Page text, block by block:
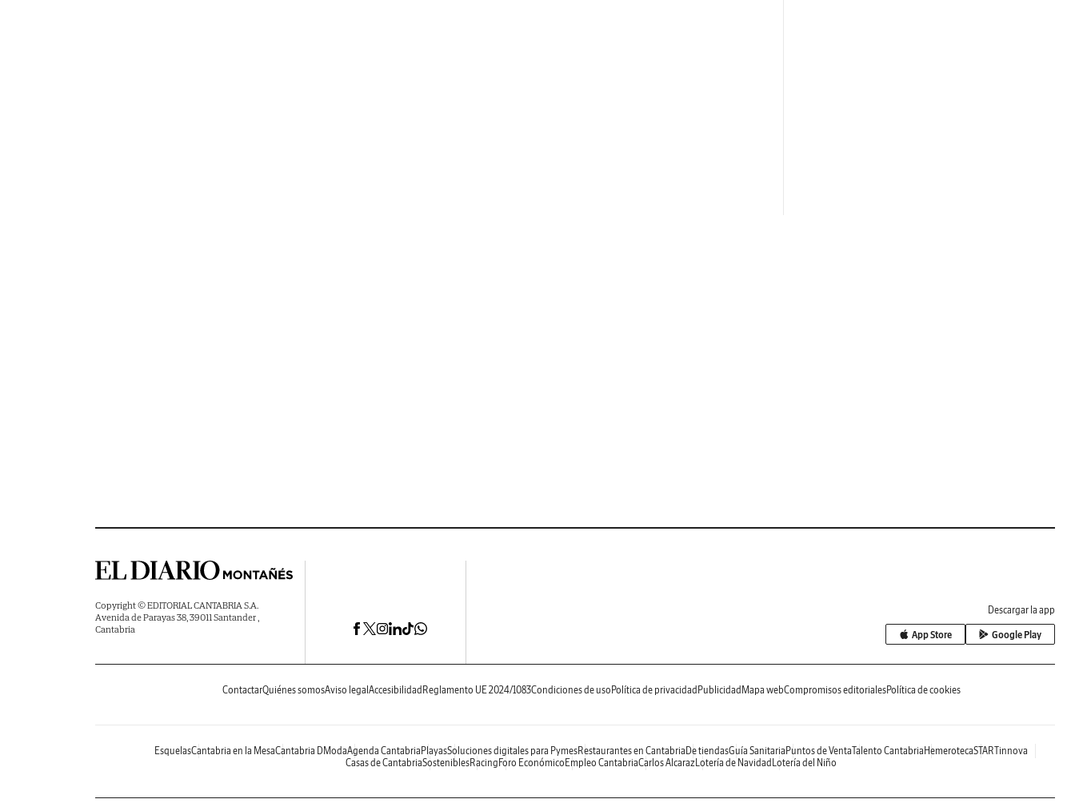
Copyright © EDITORIAL CANTABRIA S.A.
Avenida de Parayas 38, 39011 Santander ,
Cantabria
Descargar la app
App Store Google Play
ContactarQuiénes somosAviso legal Accesibilidad Reglamento UE 2024/1083Condiciones de uso Política de privacidad Publicidad Mapa webCompromisos editorialesPolítica de cookies
EsquelasCantabria en la MesaCantabria DModaAgenda Cantabria PlayasSoluciones digitales para PymesRestaurantes en Cantabria De tiendasGuía Sanitaria Puntos de VentaTalento Cantabria HemerotecaSTARTinnova
Casas de CantabriaSosteniblesRacing Foro Económico Empleo CantabriaCarlos AlcarazLotería de Navidad Lotería del Niño